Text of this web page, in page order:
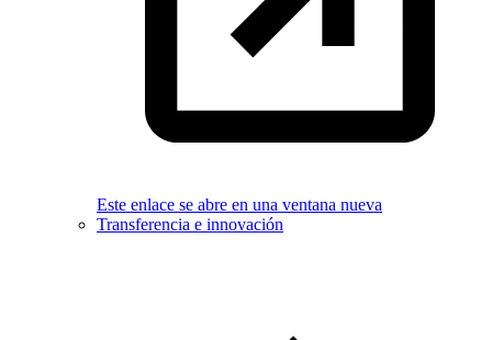
Este enlace se abre en una ventana nueva
Transferencia e innovación